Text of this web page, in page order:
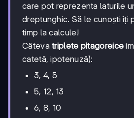
care pot reprezenta laturile
dreptunghic. Să le cunoști îți
timp la calcule!
Câtevatriplete pitagoreice
catetă, ipotenuză):
3, 4, 5
5, 12, 13
6, 8, 10